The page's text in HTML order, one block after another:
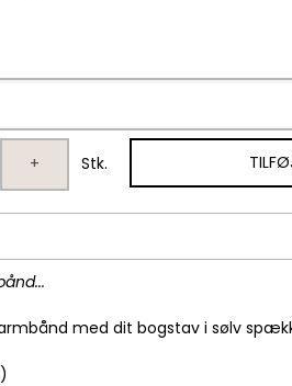
+ Stk.
med dit bogstav i sølv